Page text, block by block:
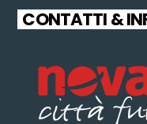
CONTATTI &